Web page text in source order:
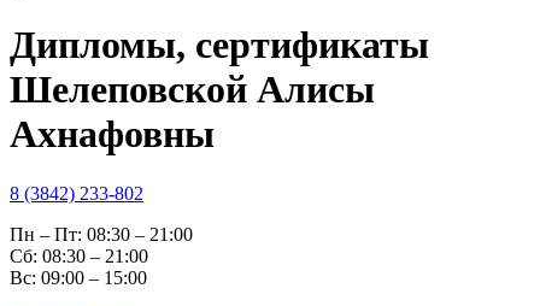
Дипломы, сертификаты
Шелеповской Алисы
Ахнафовны
8 (3842) 233-802
Пн – Пт: 08:30 – 21:00
Cб: 08:30 – 21:00
Вс: 09:00 – 15:00